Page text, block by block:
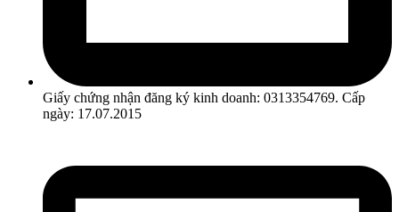
Giấy chứng nhận đăng ký kinh doanh: 0313354769. Cấp
ngày: 17.07.2015